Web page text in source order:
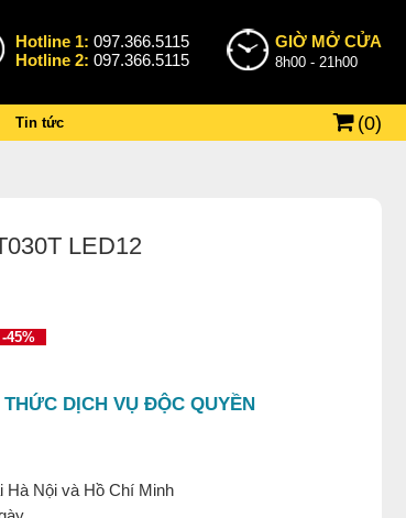
Hotline 1: 097.366.5115
Hotline 2: 097.366.5115
GIỜ MỞ CỬA
8h00 - 21h00
Tin tức (0)
LED12
-45%
DỊCH VỤ ĐỘC QUYỀN
Hà Nội và Hồ Chí Minh